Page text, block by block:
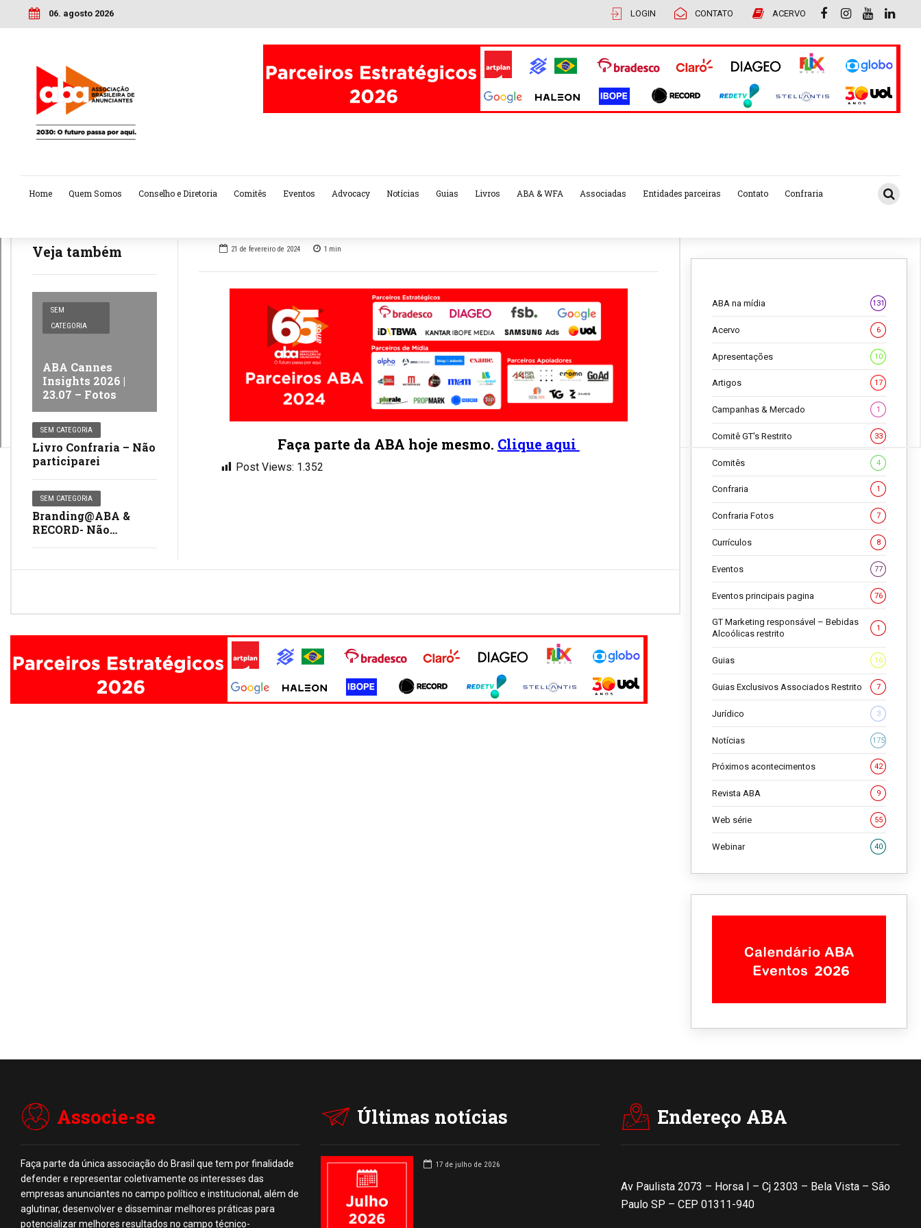
06. agosto 2026 LOGIN CONTATO ACERVO
Home Quem Somos Conselho e Diretoria Comitês Eventos Advocacy Notícias Guias Livros ABA & WFA Associadas Entidades parceiras Contato Confraria
Veja também
SEM
CATEGORIA
ABA Cannes
Insights 2026 |
23.07 – Fotos
SEM CATEGORIA
Livro Confraria – Não
participarei
SEM CATEGORIA
Branding@ABA &
RECORD- Não
21 de fevereiro de 2024 1 min
Faça parte da ABA hoje mesmo. Clique aqui
Post Views: 1.352
ABA na mídia 131
Acervo 6
Apresentações 10
Artigos 17
Campanhas & Mercado 1
Comitê GT's Restrito 33
Comitês 4
Confraria 1
Confraria Fotos 7
Currículos 8
Eventos 77
Eventos principais pagina 76
GT Marketing responsável – Bebidas
Alcoólicas restrito
1
Guias 16
Guias Exclusivos Associados Restrito 7
Jurídico 3
Notícias 175
Próximos acontecimentos 42
Revista ABA 9
Web série 55
Webinar 40
Associe-se
Faça parte da única associação do Brasil que tem por finalidade
defender e representar coletivamente os interesses das
empresas anunciantes no campo político e institucional, além de
aglutinar, desenvolver e disseminar melhores práticas para
potencializar melhores resultados no campo técnico-
Últimas notícias
17 de julho de 2026
Endereço ABA
Av Paulista 2073 – Horsa I – Cj 2303 – Bela Vista – São
Paulo SP – CEP 01311-940